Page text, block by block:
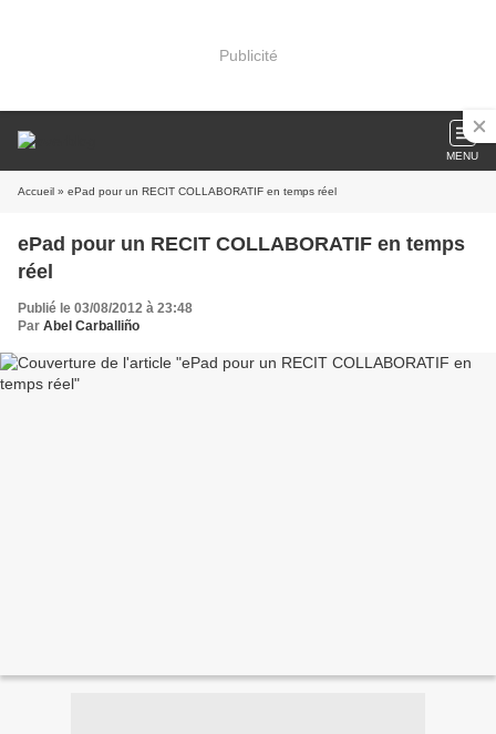
Publicité
MENU
Accueil » ePad pour un RECIT COLLABORATIF en temps réel
ePad pour un RECIT COLLABORATIF en temps
réel
Publié le 03/08/2012 à 23:48
Par Abel Carballiño